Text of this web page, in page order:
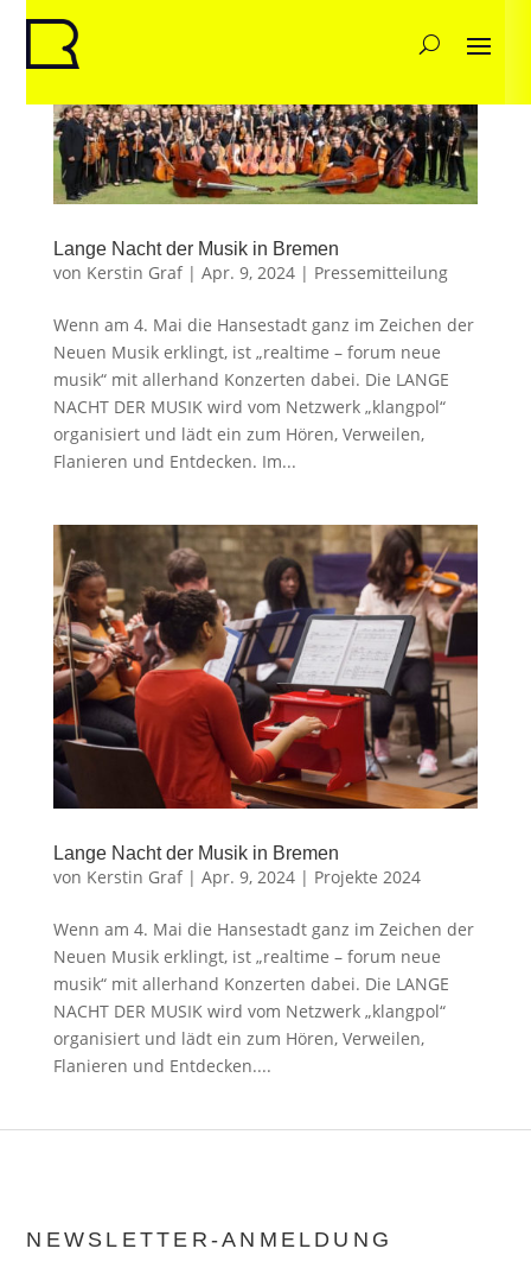
Lange Nacht der Musik in Bremen
von Kerstin Graf| Apr. 9, 2024| Pressemitteilung
Wenn am 4. Mai die Hansestadt ganz im Zeichen der
Neuen Musik erklingt, ist „realtime – forum neue
musik“ mit allerhand Konzerten dabei. Die LANGE
NACHT DER MUSIK wird vom Netzwerk „klangpol“
organisiert und lädt ein zum Hören, Verweilen,
Flanieren und Entdecken. Im...
Lange Nacht der Musik in Bremen
von Kerstin Graf| Apr. 9, 2024| Projekte 2024
Wenn am 4. Mai die Hansestadt ganz im Zeichen der
Neuen Musik erklingt, ist „realtime – forum neue
musik“ mit allerhand Konzerten dabei. Die LANGE
NACHT DER MUSIK wird vom Netzwerk „klangpol“
organisiert und lädt ein zum Hören, Verweilen,
Flanieren und Entdecken....
NEWSLETTER-ANMELDUNG